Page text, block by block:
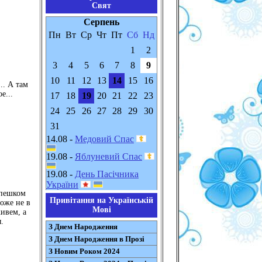
А там
не в
а
Свят
Серпень
Пн Вт Ср Чт Пт Сб Нд
1
2
3
4 5 6 7 8
9
10
11 12 13 14 15
16
17
18 19 20 21 22
23
24
25 26 27 28 29
30
31
14.08 - Медовий Спас
19.08 - Яблуневий Спас
19.08 - День Пасічника
України
Привітання на Українській
Мові
З Днем Народження
З Днем Народження в Прозі
З Новим Роком 2024